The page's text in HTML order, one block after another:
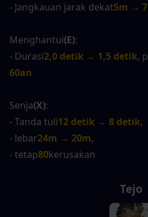
- Jangkauan jarak dekat5m →
Menghantui(E):
- Durasi2,0 detik → 1,5 detik,
60an
Senja(X):
- Tanda tuli12 detik → 8 detik,
- lebar24m → 20m,
- tetap80kerusakan
Tejo